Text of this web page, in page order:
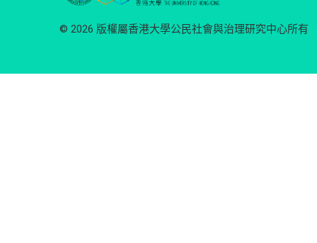
© 2026 版權屬香港大學公民社會與治理研究中心所有